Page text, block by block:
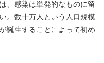
、感染は単発的なものに留
。数十万人という人口規模
誕生することによって初め